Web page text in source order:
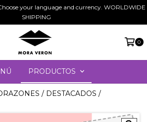
your language and currency. WORLDWIDE
SHIPPING
0
PRODUCTOS
/ DESTACADOS /